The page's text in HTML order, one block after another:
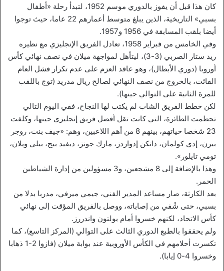
كان هذا قبل أن يفوز بالدوري موسم 1952، لتبدأ رحلة «أطفال
بسبي» التاريخية، الذين يبلغ متوسط أعمارهم 22 عاما، حيث توجوا
أيضا بلقب المسابقة في 1956 و1957.
وفي الخامس من فبراير 1958، تعادل الفريق الإنجليزي مع نظيره
ريد ستار الصربي (3-3)، ليتأهل لمواجهة ميلان في نصف نهائي كأس
أوروبا (دوري الأبطال)، وهو عاقد العزم على عدم تكرار فشل العام
الفائت، بالخروج من نصف النهائي لصالح ريال مدريد (توج باللقب
للمرة الثانية على التوالي حينها).
لكن خطط الفريق الشاب لم يكتب لها النجاح، ففي اليوم التالي
تحطمت الطائرة، التي كانت تقل أفضل فريق إنجليزي حينها، وكلفت
23 شخصا حياتهم، بينهم 8 من أهم اللاعبين، وهم: «جيف بنت، روجر
بيرن، إدي كولمان، دانكن إدواردز، مارك جونز، ديفيد بيج، بيلي ويلان،
تومي تايلور».
وهذا بالإضافة إلى 8 مشجعين، و3 مسؤولين من إدارة الشياطين
الحمر.
بعد الكارثة، صار مساعد المدير الفني، جيمي ميرفي، مدربا بدلا من
بسبي، حتى شُفي من إصاباته، ووصل بالفريق المؤقت إلى نهائي
كأس الاتحاد، لكنهم خسروا أمام بولتون واندررز.
ولم يحققوا بالطبع الدوري الثالث على التوالي (المركز التاسع)، كما
تكسرت أحلامهم في الكأس الأوروبية عند بوابة ميلان (فازوا 2-1 ذهابا
وخسروا 4-0 إيابا).